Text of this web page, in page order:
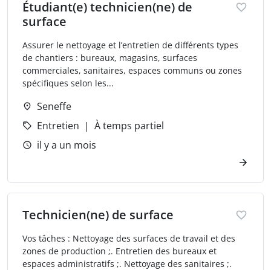
Étudiant(e) technicien(ne) de
surface
Assurer le nettoyage et l’entretien de différents types
de chantiers : bureaux, magasins, surfaces
commerciales, sanitaires, espaces communs ou zones
spécifiques selon les...
Seneffe
Entretien
À temps partiel
il y a un mois
Technicien(ne) de surface
Vos tâches : Nettoyage des surfaces de travail et des
zones de production ;. Entretien des bureaux et
espaces administratifs ;. Nettoyage des sanitaires ;.